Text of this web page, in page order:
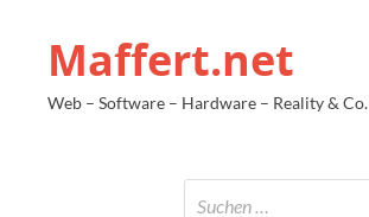
Maffert.net
Web – Software – Hardware – Reality & Co.